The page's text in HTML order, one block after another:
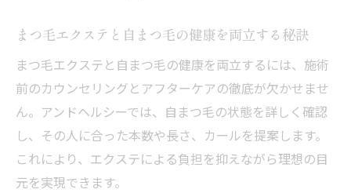
まつ毛エクステと自まつ毛の健康を両立する秘訣
まつ毛エクステと自まつ毛の健康を両立するには、施術
前のカウンセリングとアフターケアの徹底が欠かせませ
ん。アンドヘルシーでは、自まつ毛の状態を詳しく確認
し、その人に合った本数や長さ、カールを提案します。
これにより、エクステによる負担を抑えながら理想の目
元を実現できます。